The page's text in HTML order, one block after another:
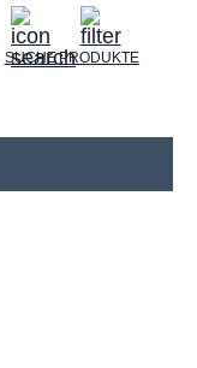
SUCHEPRODUKTE